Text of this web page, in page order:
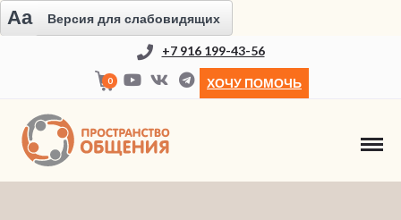
Aa Версия для слабовидящих
+7 916 199-43-56
0 ХОЧУ ПОМОЧЬ